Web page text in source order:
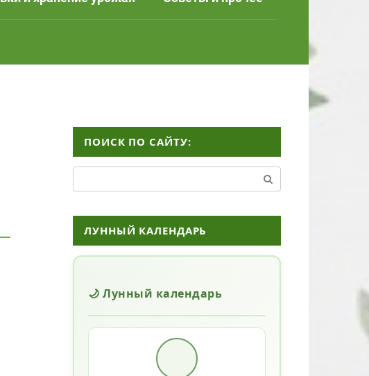
ПОИСК ПО САЙТУ:
ЛУННЫЙ КАЛЕНДАРЬ
🌙 Лунный календарь